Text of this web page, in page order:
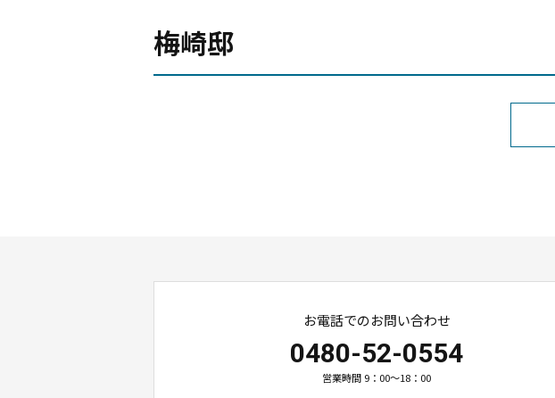
梅崎邸
お電話でのお問い合わせ
0480-52-0554
営業時間 9：00～18：00